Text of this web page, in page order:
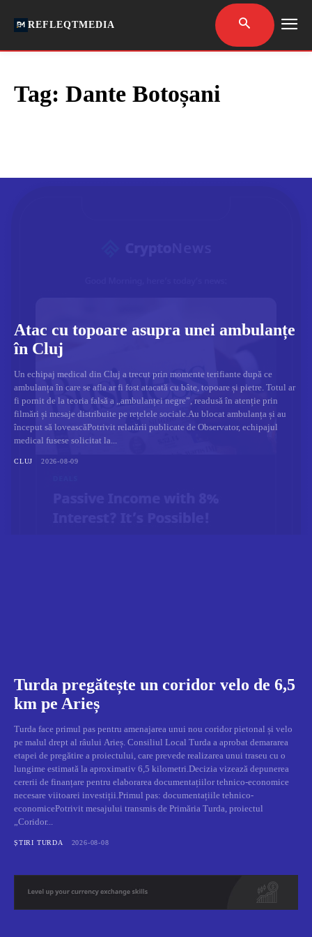
REFLEQTMEDIA
Tag: Dante Botoșani
Atac cu topoare asupra unei ambulanțe
în Cluj
Un echipaj medical din Cluj a trecut prin momente terifiante după ce
ambulanța în care se afla ar fi fost atacată cu bâte, topoare și pietre. Totul ar
fi pornit de la teoria falsă a „ambulanței negre”, readusă în atenție prin
filmări și mesaje distribuite pe rețelele sociale.Au blocat ambulanța și au
început să loveascăPotrivit relatării publicate de Observator, echipajul
medical fusese solicitat la...
CLUJ 2026-08-09
Turda pregătește un coridor velo de 6,5
km pe Arieș
Turda face primul pas pentru amenajarea unui nou coridor pietonal și velo
pe malul drept al râului Arieș. Consiliul Local Turda a aprobat demararea
etapei de pregătire a proiectului, care prevede realizarea unui traseu cu o
lungime estimată la aproximativ 6,5 kilometri.Decizia vizează depunerea
cererii de finanțare pentru elaborarea documentațiilor tehnico-economice
necesare viitoarei investiții.Primul pas: documentațiile tehnico-
economicePotrivit mesajului transmis de Primăria Turda, proiectul
„Coridor...
ȘTIRI TURDA 2026-08-08